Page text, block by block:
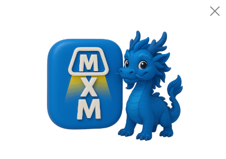
Открыть
Категории
Мебель для дома и офиса
Мебель для дома
Диван